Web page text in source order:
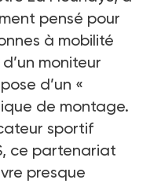
pensé pour
à mobilité
moniteur
d’un «
de montage.
sportif
ce partenariat
presque